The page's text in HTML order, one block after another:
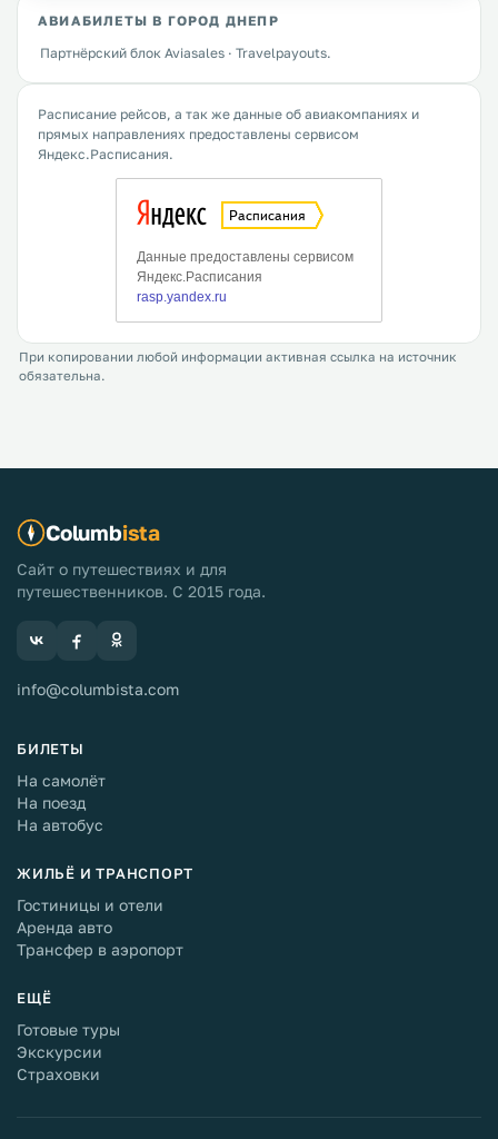
АВИАБИЛЕТЫ В ГОРОД ДНЕПР
Партнёрский блок Aviasales · Travelpayouts.
Расписание рейсов, а так же данные об авиакомпаниях и
прямых направлениях предоставлены сервисом
Яндекс.Расписания.
При копировании любой информации активная ссылка на источник
обязательна.
Columbista
Сайт о путешествиях и для
путешественников. С 2015 года.
info@columbista.com
БИЛЕТЫ
На самолёт
На поезд
На автобус
ЖИЛЬЁ И ТРАНСПОРТ
Гостиницы и отели
Аренда авто
Трансфер в аэропорт
ЕЩЁ
Готовые туры
Экскурсии
Страховки